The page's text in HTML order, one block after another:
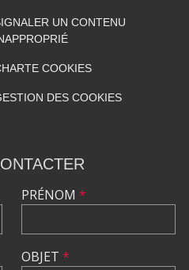
UN CONTENU
COOKIES
DES COOKIES
PRÉNOM *
OBJET *